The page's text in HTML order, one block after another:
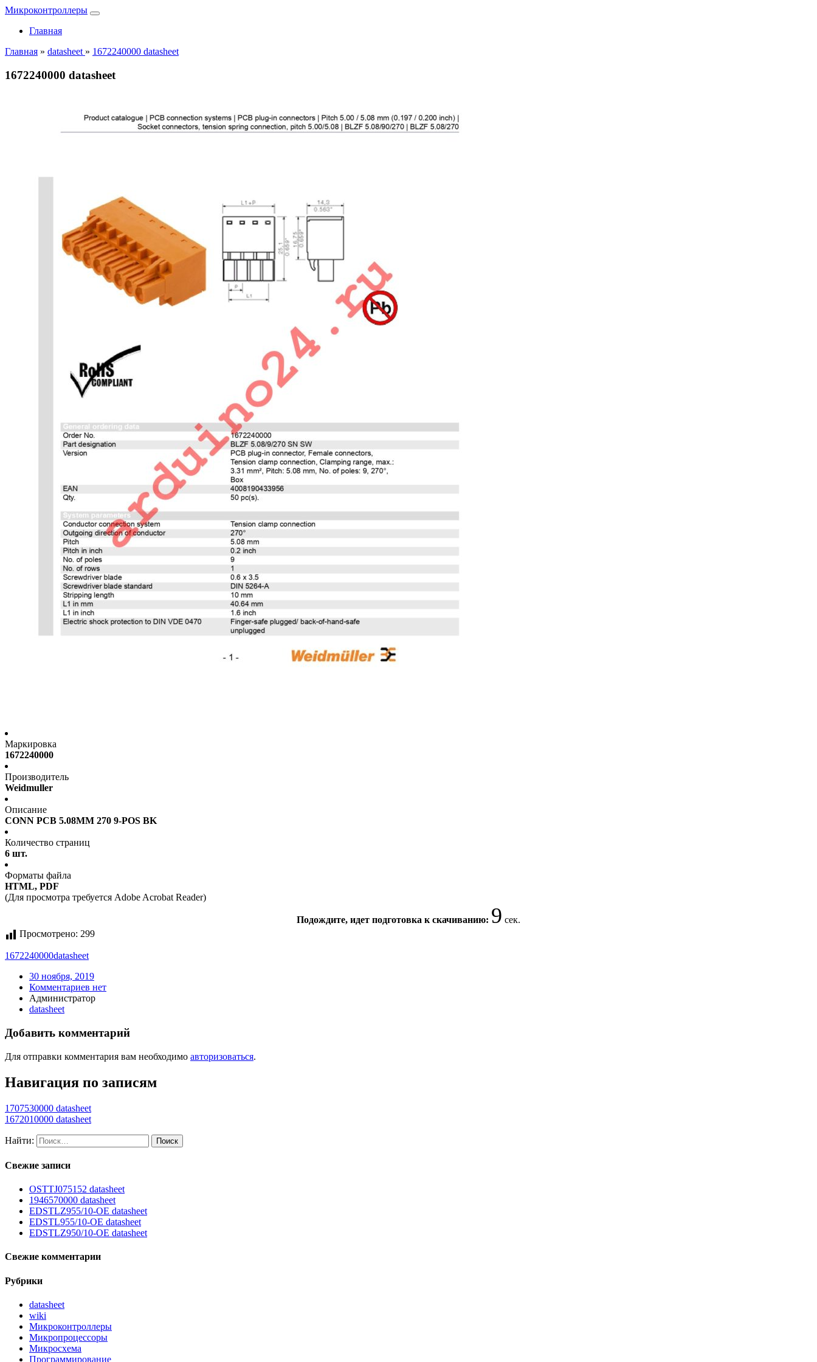
Микроконтроллеры
Главная
Главная » datasheet » 1672240000 datasheet
1672240000 datasheet
Маркировка
1672240000
Производитель
Weidmuller
Описание
CONN PCB 5.08MM 270 9-POS BK
Количество страниц
6 шт.
Форматы файла
HTML, PDF
(Для просмотра требуется Adobe Acrobat Reader)
Подождите, идет подготовка к скачиванию: 8 сек.
Просмотрено: 299
1672240000datasheet
30 ноября, 2019
Комментариев нет
Администратор
datasheet
Добавить комментарий
Для отправки комментария вам необходимо авторизоваться.
Навигация по записям
1707530000 datasheet
1672010000 datasheet
Найти:
Свежие записи
OSTTJ075152 datasheet
1946570000 datasheet
EDSTLZ955/10-OE datasheet
EDSTL955/10-OE datasheet
EDSTLZ950/10-OE datasheet
Свежие комментарии
Рубрики
datasheet
wiki
Микроконтроллеры
Микропроцессоры
Микросхема
Программирование